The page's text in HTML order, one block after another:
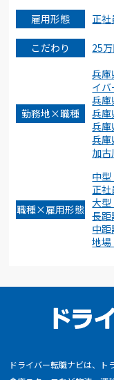
雇用形態
正社
こだわり 25
勤務地×職種
兵
イバ
兵
兵
兵
兵
加
職種×雇用形態
中
正社
大
長
中
地
ドライバー転職ナビは、ト